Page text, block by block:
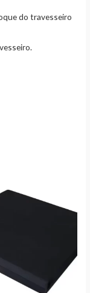
do travesseiro